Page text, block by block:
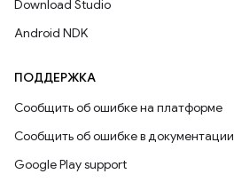
Download Studio
Android NDK
ПОДДЕРЖКА
Сообщить об ошибке на платформе
Сообщить об ошибке в документации
Google Play support